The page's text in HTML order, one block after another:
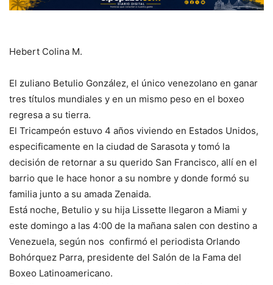
Hebert Colina M.
El zuliano Betulio González, el único venezolano en ganar
tres títulos mundiales y en un mismo peso en el boxeo
regresa a su tierra.
El Tricampeón estuvo 4 años viviendo en Estados Unidos,
especificamente en la ciudad de Sarasota y tomó la
decisión de retornar a su querido San Francisco, allí en el
barrio que le hace honor a su nombre y donde formó su
familia junto a su amada Zenaida.
Está noche, Betulio y su hija Lissette llegaron a Miami y
este domingo a las 4:00 de la mañana salen con destino a
Venezuela, según nos confirmó el periodista Orlando
Bohórquez Parra, presidente del Salón de la Fama del
Boxeo Latinoamericano.